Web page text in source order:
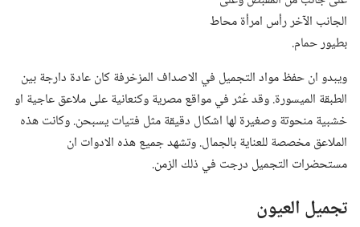
الجانب الآخر رأس امرأة محاط
بطيور حمام.‏
ويبدو ان حفظ مواد التجميل في الاصداف المزخرفة كان عادة دارجة بين
الطبقة الميسورة.‏ وقد عُثر في مواقع مصرية وكنعانية على ملاعق عاجية او
خشبية منحوتة وصغيرة لها اشكال دقيقة مثل فتيات يسبحن.‏ وكانت هذه
الملاعق مخصصة للعناية بالجمال.‏ وتشهد جميع هذه الادوات ان
مستحضرات التجميل درجت في ذلك الزمن.‏
تجميل العيون